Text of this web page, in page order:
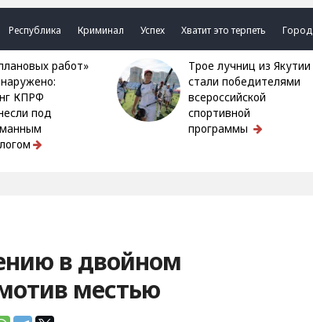
Республика Криминал Успех Хватит это терпеть Город
КПРФ
под
Трое лучниц из Якутии
стали победителями
всероссийской
спортивной
программы
в двойном
местью